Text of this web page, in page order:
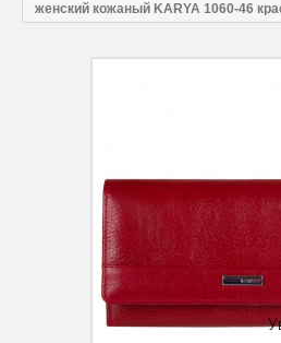
женский кожаный KARYA 1060-46